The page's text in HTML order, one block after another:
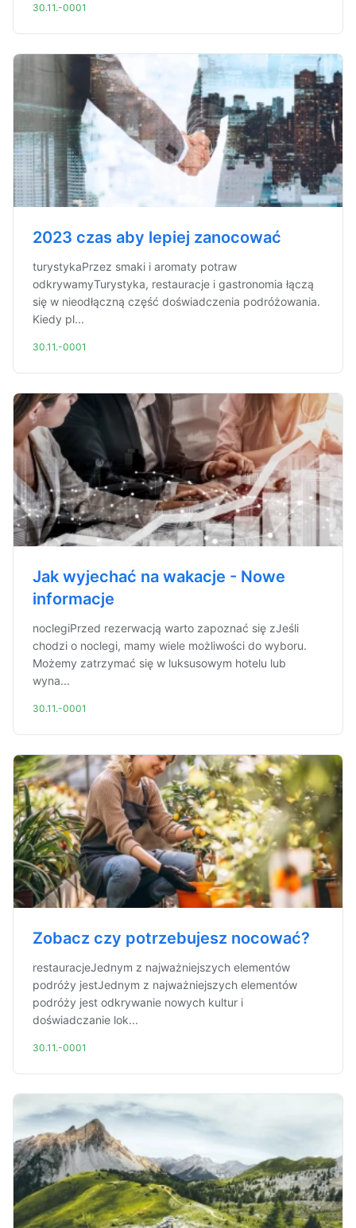
30.11.-0001
2023 czas aby lepiej zanocować
turystykaPrzez smaki i aromaty potraw
odkrywamyTurystyka, restauracje i gastronomia łączą
się w nieodłączną część doświadczenia podróżowania.
Kiedy pl...
30.11.-0001
Jak wyjechać na wakacje - Nowe
informacje
noclegiPrzed rezerwacją warto zapoznać się zJeśli
chodzi o noclegi, mamy wiele możliwości do wyboru.
Możemy zatrzymać się w luksusowym hotelu lub
wyna...
30.11.-0001
Zobacz czy potrzebujesz nocować?
restauracjeJednym z najważniejszych elementów
podróży jestJednym z najważniejszych elementów
podróży jest odkrywanie nowych kultur i
doświadczanie lok...
30.11.-0001